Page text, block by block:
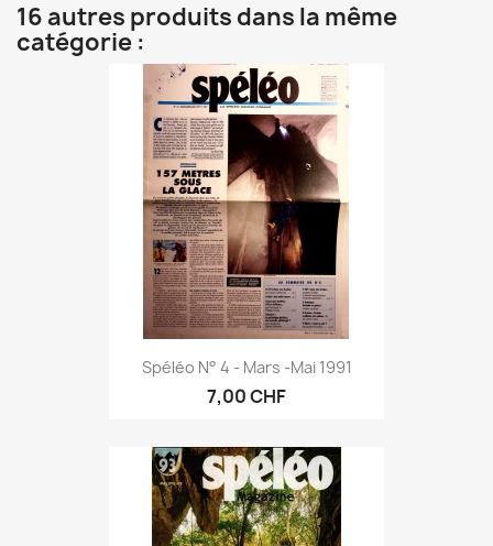
16 autres produits dans la même
catégorie :
Spéléo N° 4 - Mars -mai 1991
7,00 CHF